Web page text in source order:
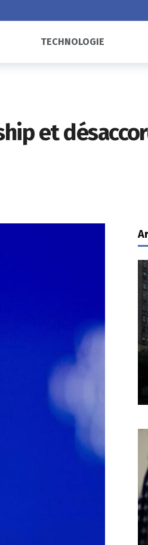
TECHNOLOGIE
et